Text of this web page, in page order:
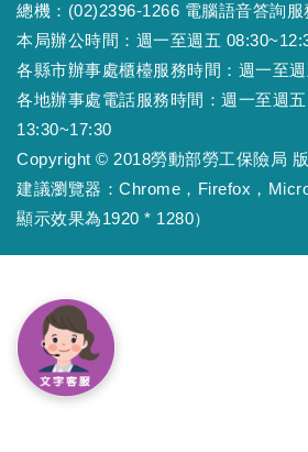
總機：(02)2396-1266 電腦語音答詢
本局辦公時間：週一至週五
各縣市辦事處櫃檯服務時間：週一至
各地辦事處電話服務時間：週一至週五
13:30~17:30
Copyright © 2018勞動部勞工保險局
建議瀏覽器：Chrome，Firefox，
顯示效果為1920 * 1280）